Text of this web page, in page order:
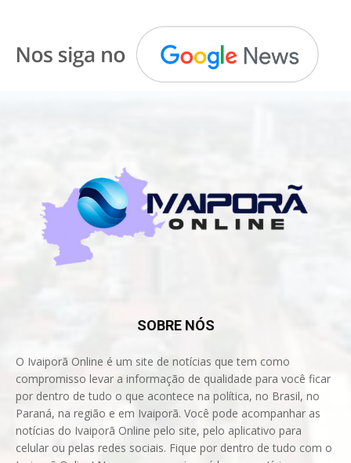
SOBRE NÓS
O Ivaiporã Online é um site de notícias que tem como
compromisso levar a informação de qualidade para você ficar
por dentro de tudo o que acontece na política, no Brasil, no
Paraná, na região e em Ivaiporã. Você pode acompanhar as
notícias do Ivaiporã Online pelo site, pelo aplicativo para
celular ou pelas redes sociais. Fique por dentro de tudo com o